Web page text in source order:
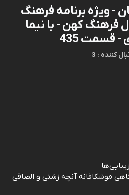
- ویژه برنامه فرهنگ
فرهنگ کهن - با نیما
قسمت 435
کننده
موشکافانه آنچه زشتی و الصاقی